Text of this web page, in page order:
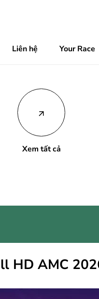
Liên hệ Your Race
Xem tất cả
HD AMC